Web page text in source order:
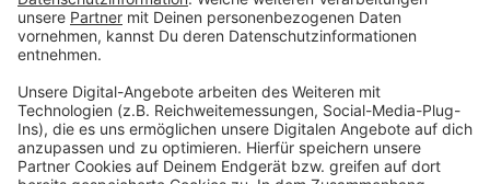
Marc Weiß
Interview mit SPD-Landtagsspitzenkandidat